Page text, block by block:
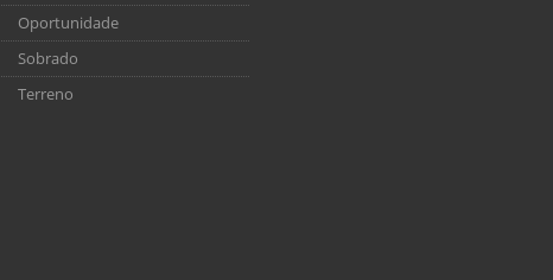
Oportunidade
Sobrado
Terreno